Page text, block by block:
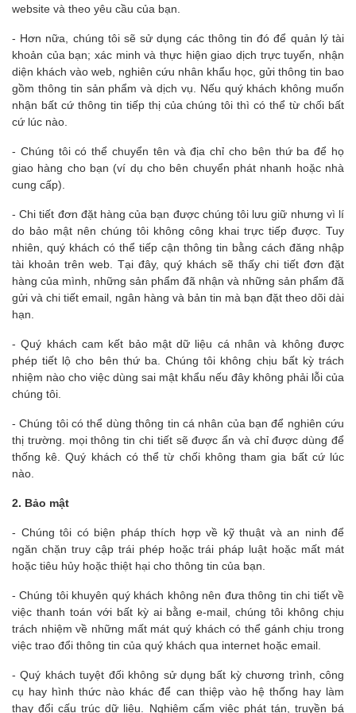
website và theo yêu cầu của bạn.
- Hơn nữa, chúng tôi sẽ sử dụng các thông tin đó để quản lý tài
khoản của bạn; xác minh và thực hiện giao dịch trực tuyến, nhận
diện khách vào web, nghiên cứu nhân khẩu học, gửi thông tin bao
gồm thông tin sản phẩm và dịch vụ. Nếu quý khách không muốn
nhận bất cứ thông tin tiếp thị của chúng tôi thì có thể từ chối bất
cứ lúc nào.
- Chúng tôi có thể chuyển tên và địa chỉ cho bên thứ ba để họ
giao hàng cho bạn (ví dụ cho bên chuyển phát nhanh hoặc nhà
cung cấp).
- Chi tiết đơn đặt hàng của bạn được chúng tôi lưu giữ nhưng vì lí
do bảo mật nên chúng tôi không công khai trực tiếp được. Tuy
nhiên, quý khách có thể tiếp cận thông tin bằng cách đăng nhập
tài khoản trên web. Tại đây, quý khách sẽ thấy chi tiết đơn đặt
hàng của mình, những sản phẩm đã nhận và những sản phẩm đã
gửi và chi tiết email, ngân hàng và bản tin mà bạn đặt theo dõi dài
hạn.
- Quý khách cam kết bảo mật dữ liệu cá nhân và không được
phép tiết lộ cho bên thứ ba. Chúng tôi không chịu bất kỳ trách
nhiệm nào cho việc dùng sai mật khẩu nếu đây không phải lỗi của
chúng tôi.
- Chúng tôi có thể dùng thông tin cá nhân của bạn để nghiên cứu
thị trường. mọi thông tin chi tiết sẽ được ẩn và chỉ được dùng để
thống kê. Quý khách có thể từ chối không tham gia bất cứ lúc
nào.
2. Bảo mật
- Chúng tôi có biện pháp thích hợp về kỹ thuật và an ninh để
ngăn chặn truy cập trái phép hoặc trái pháp luật hoặc mất mát
hoặc tiêu hủy hoặc thiệt hại cho thông tin của bạn.
- Chúng tôi khuyên quý khách không nên đưa thông tin chi tiết về
việc thanh toán với bất kỳ ai bằng e-mail, chúng tôi không chịu
trách nhiệm về những mất mát quý khách có thể gánh chịu trong
việc trao đổi thông tin của quý khách qua internet hoặc email.
- Quý khách tuyệt đối không sử dụng bất kỳ chương trình, công
cụ hay hình thức nào khác để can thiệp vào hệ thống hay làm
thay đổi cấu trúc dữ liệu. Nghiêm cấm việc phát tán, truyền bá